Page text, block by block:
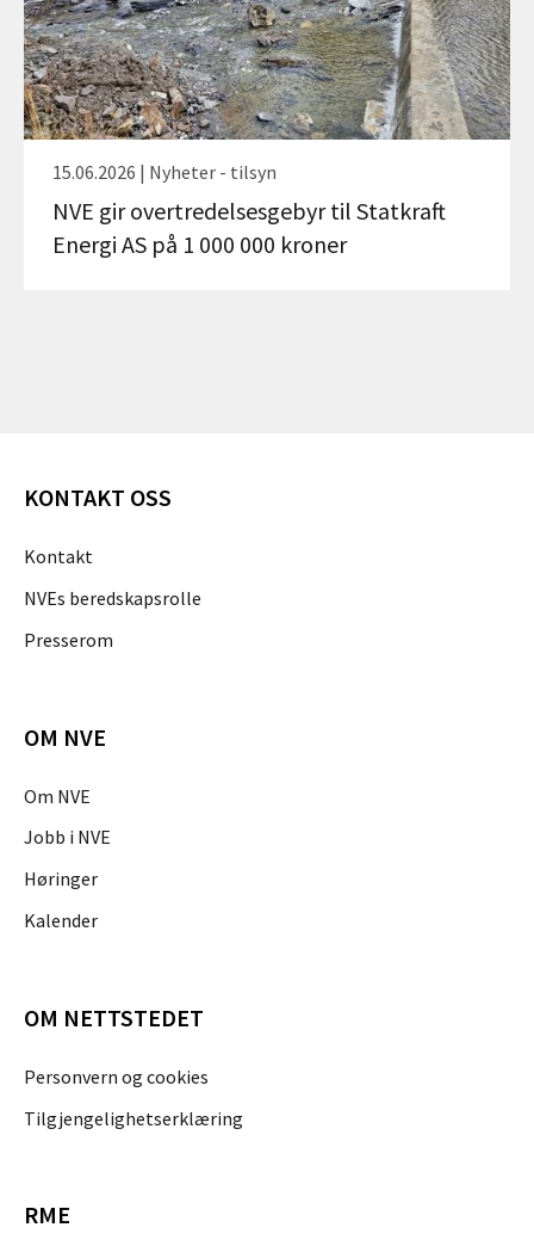
15.06.2026 | Nyheter - tilsyn
NVE gir overtredelsesgebyr til Statkraft
Energi AS på 1 000 000 kroner
KONTAKT OSS
Kontakt
NVEs beredskapsrolle
Presserom
OM NVE
Om NVE
Jobb i NVE
Høringer
Kalender
OM NETTSTEDET
Personvern og cookies
Tilgjengelighetserklæring
RME